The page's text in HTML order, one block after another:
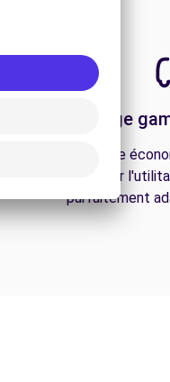
Une large
De la citadine
passant par
parfaitement